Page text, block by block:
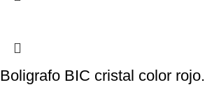
Boligrafo BIC cristal color rojo.